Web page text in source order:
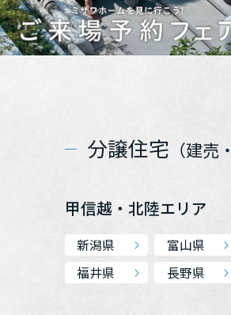
分譲住宅 （建売
甲信越・北陸エリア
新潟県 富山県
福井県
長野県